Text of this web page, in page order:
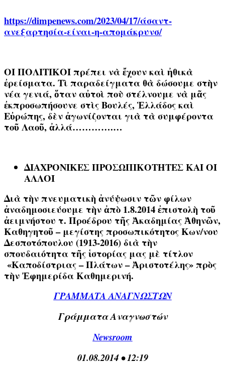
https://dimpenews.com/2023/04/17/άσαντ-
ανεξαρτησία-είναι-η-απομάκρυνσ/
ΟΙ ΠΟΛΙΤΙΚΟΙ πρέπει νὰ ἔχουν καὶ ἠθικὰ
ἐρείσματα. Τὶ παραδείγματα θὰ δώσουμε στὴν
νέα γενιά, ὅταν αὐτοὶ ποὺ στέλνουμε νὰ μᾶς
ἐκπροσωπήσουνε στὶς Βουλές, Ἑλλάδος καὶ
Εὐρώπης, δὲν ἀγωνίζονται γιὰ τὰ συμφέροντα
τοῦ Λαοῦ, ἀλλά………….…
ΔΙΑΧΡΟΝΙΚΕΣ ΠΡΟΣΩΠΙΚΟΤΗΤΕΣ ΚΑΙ ΟΙ
ΑΛΛΟΙ
Διὰ τὴν πνευματικὴ ἀνύψωσιν τῶν φίλων
ἀναδημοσιεύουμε τὴν ἀπὸ 1.8.2014 ἐπιστολὴ τοῦ
ἀειμνήστου τ. Προέδρου τῆς Ἀκαδημίας Ἀθηνῶν,
Καθηγητοῦ – μεγίστης προσωπικότητος Κων/νου
Δεσποτόπουλου (1913-2016) διὰ τὴν
σπουδαιότητα τῆς ἱστορίας μας μὲ τίτλον
«Καποδίστριας – Πλάτων – Ἀριστοτέλης» πρὸς
τὴν Ἐφημερίδα Καθημερινή.
ΓΡΑΜΜΑΤΑ ΑΝΑΓΝΩΣΤΩΝ
Γράμματα Aναγνωστών
Newsroom
01.08.2014 • 12:19